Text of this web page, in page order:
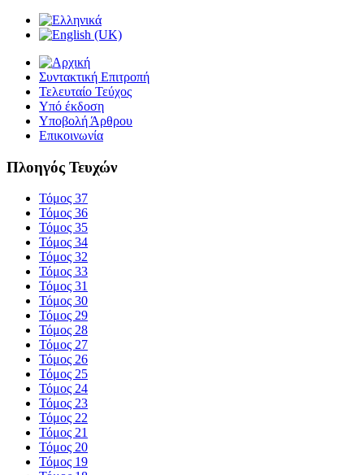
Συντακτική Επιτροπή
Τελευταίο Τεύχος
Υπό έκδοση
Υποβολή Άρθρου
Επικοινωνία
Πλοηγός Τευχών
Τόμος 37
Τόμος 36
Τόμος 35
Τόμος 34
Τόμος 32
Τόμος 33
Τόμος 31
Τόμος 30
Τόμος 29
Τόμος 28
Τόμος 27
Τόμος 26
Τόμος 25
Τόμος 24
Τόμος 23
Τόμος 22
Τόμος 21
Τόμος 20
Τόμος 19